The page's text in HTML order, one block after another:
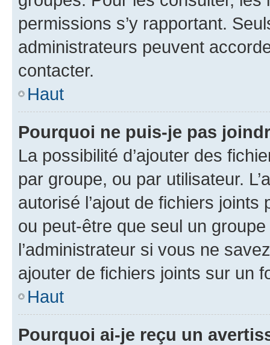
permissions s’y rapportant.
administrateurs peuvent
contacter.
Haut
Pourquoi ne puis-je pas
La possibilité d’ajouter des
par groupe, ou par utilisateur.
autorisé l’ajout de fichiers
ou peut-être que seul un
l’administrateur si vous ne
ajouter de fichiers joints sur un
Haut
Pourquoi ai-je reçu un